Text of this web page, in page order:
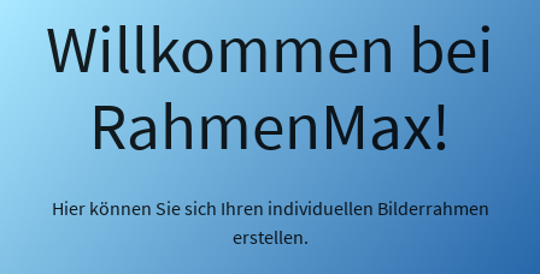
Willkommen bei
RahmenMax!
Hier können Sie sich Ihren individuellen Bilderrahmen
erstellen.